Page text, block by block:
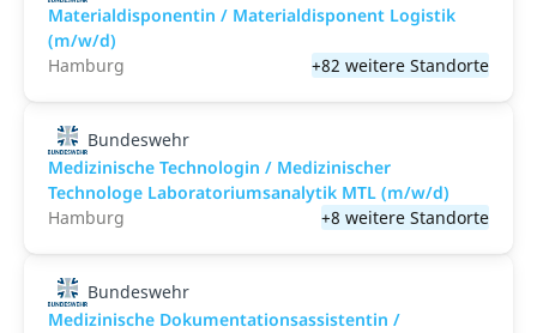
Materialdisponentin / Materialdisponent Logistik
(m/w/d)
Hamburg
+82 weitere Standorte
Bundeswehr
Medizinische Technologin / Medizinischer
Technologe Laboratoriumsanalytik MTL (m/w/d)
Hamburg
+8 weitere Standorte
Bundeswehr
Medizinische Dokumentationsassistentin /